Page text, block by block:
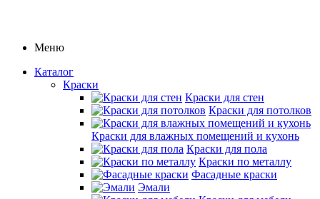
Меню
Каталог
Краски
Краски для стен
Краски для потолков
Краски для влажных помещений и кухонь
Краски для пола
Краски по металлу
Фасадные краски
Эмали